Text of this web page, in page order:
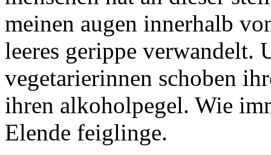
meinen augen innerhalb
leeres gerippe verwandelt.
vegetarierinnen schoben
ihren alkoholpegel. Wie
Elende feiglinge.